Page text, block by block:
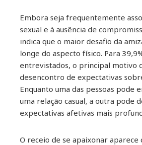
Embora seja frequentemente
sexual e à ausência de
indica que o maior desafio da
longe do aspecto físico. Para
entrevistados, o principal motivo
desencontro de expectativas
Enquanto uma das pessoas pode
uma relação casual, a outra pode
expectativas afetivas mais
O receio de se apaixonar aparece